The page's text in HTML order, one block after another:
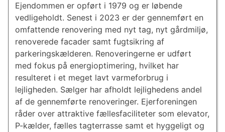
Ejendommen er opført i 1979 og er løbende
vedligeholdt. Senest i 2023 er der gennemført en
omfattende renovering med nyt tag, nyt gårdmiljø,
renoverede facader samt fugtsikring af
parkeringskælderen. Renoveringerne er udført
med fokus på energioptimering, hvilket har
resulteret i et meget lavt varmeforbrug i
lejligheden. Sælger har afholdt lejlighedens andel
af de gennemførte renoveringer. Ejerforeningen
råder over attraktive fællesfaciliteter som elevator,
P-kælder, fælles tagterrasse samt et hyggeligt og